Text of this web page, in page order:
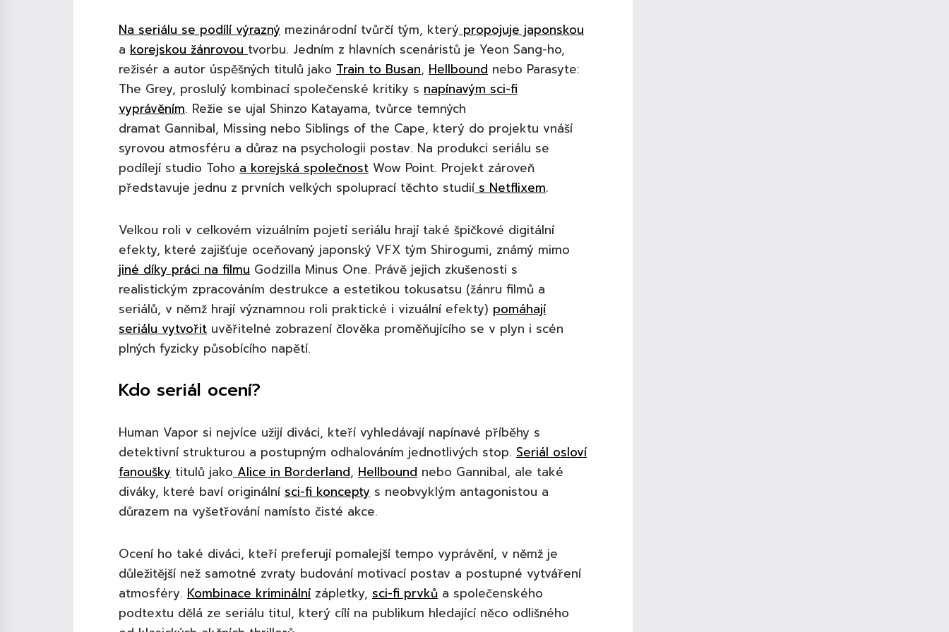
Na seriálu se podílí výrazný mezinárodní tvůrčí tým, kterýpropojuje japonskou
a korejskou žánrovoutvorbu. Jedním z hlavních scenáristů je Yeon Sang-ho,
režisér a autor úspěšných titulů jako Train to Busan, Hellbound nebo Parasyte:
The Grey, proslulý kombinací společenské kritiky s napínavým sci-fi
vyprávěním. Režie se ujal Shinzo Katayama, tvůrce temných
dramat Gannibal, Missing nebo Siblings of the Cape, který do projektu vnáší
syrovou atmosféru a důraz na psychologii postav. Na produkci seriálu se
podílejí studio Toho a korejská společnost Wow Point. Projekt zároveň
představuje jednu z prvních velkých spoluprací těchto studiís Netflixem.
Velkou roli v celkovém vizuálním pojetí seriálu hrají také špičkové digitální
efekty, které zajišťuje oceňovaný japonský VFX tým Shirogumi, známý mimo
jiné díky práci na filmu Godzilla Minus One. Právě jejich zkušenosti s
realistickým zpracováním destrukce a estetikou tokusatsu (žánru filmů a
seriálů, v němž hrají významnou roli praktické i vizuální efekty) pomáhají
seriálu vytvořit uvěřitelné zobrazení člověka proměňujícího se v plyn i scén
plných fyzicky působícího napětí.
Kdo seriál ocení?
Human Vapor si nejvíce užijí diváci, kteří vyhledávají napínavé příběhy s
detektivní strukturou a postupným odhalováním jednotlivých stop. Seriál osloví
fanoušky titulů jakoAlice in Borderland, Hellbound nebo Gannibal, ale také
diváky, které baví originální sci-fi koncepty s neobvyklým antagonistou a
důrazem na vyšetřování namísto čisté akce.
Ocení ho také diváci, kteří preferují pomalejší tempo vyprávění, v němž je
důležitější než samotné zvraty budování motivací postav a postupné vytváření
atmosféry. Kombinace kriminální zápletky, sci-fi prvků a společenského
podtextu dělá ze seriálu titul, který cílí na publikum hledající něco odlišného